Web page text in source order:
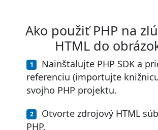
Ako použiť PHP na
HTML do
Nainštalujte PHP SDK a
referenciu (importujte
svojho PHP projektu.
Otvorte zdrojový HTML
PHP.